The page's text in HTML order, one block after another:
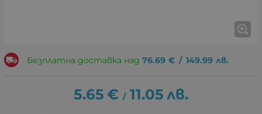
Безплатна доставка над 76.69 € / 149.99 лв.
5.65 € / 11.05 лв.